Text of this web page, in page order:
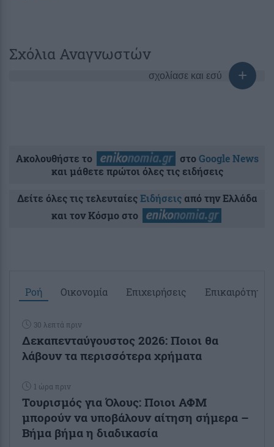
Σχόλια Αναγνωστών
σχολίασε και εσύ
Ακολουθήστε το στοGoogle News
και μάθετε πρώτοι όλες τις ειδήσεις
Δείτε όλες τις τελευταίεςΕιδήσειςαπό την Ελλάδα
και τον Κόσμο στο
Ροή Οικονομία Επιχειρήσεις Επικαιρότητα
30 λεπτά πριν
Δεκαπενταύγουστος 2026: Ποιοι θα
λάβουν τα περισσότερα χρήματα
1 ώρα πριν
Τουρισμός για Όλους: Ποιοι ΑΦΜ
μπορούν να υποβάλουν αίτηση σήμερα –
Βήμα βήμα η διαδικασία